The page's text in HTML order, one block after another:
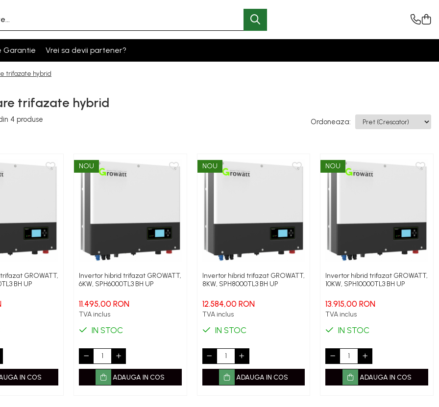
Garantie Vrei sa devii partener?
trifazate hybrid
trifazate hybrid
4 produse Ordoneaza:
GROWATT,
BH UP
IN COS
NOU
Invertor hibrid trifazat GROWATT,
6KW, SPH6000TL3 BH UP
11.495,00 RON
TVA inclus
IN STOC
ADAUGA IN COS
NOU
Invertor hibrid trifazat GROWATT,
8KW, SPH8000TL3 BH UP
12.584,00 RON
TVA inclus
IN STOC
ADAUGA IN COS
NOU
Invertor hibrid trifazat GROWATT,
10KW, SPH10000TL3 BH UP
13.915,00 RON
TVA inclus
IN STOC
ADAUGA IN COS